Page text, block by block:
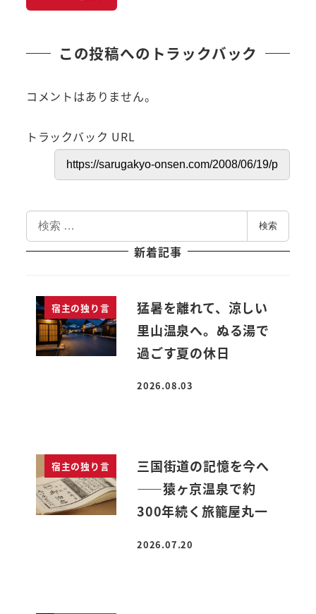
この投稿へのトラックバック
コメントはありません。
トラックバック URL
検
索
検索
新着記事
宿主の独り言
猛暑を離れて、涼しい
里山温泉へ。ぬる湯で
過ごす夏の休日
投稿日
2026.08.03
宿主の独り言
三国街道の記憶を今へ
――猿ヶ京温泉で約
300年続く旅籠屋丸一
投稿日
2026.07.20